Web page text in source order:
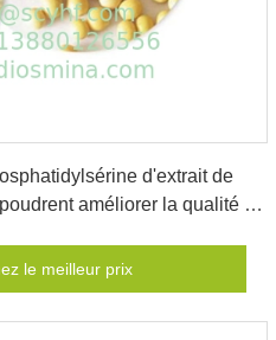
d'extrait de
améliorer la qualité de
le meilleur prix